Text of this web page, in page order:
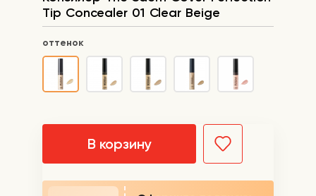
Tip Concealer 01 Clear Beige
оттенок
В корзину